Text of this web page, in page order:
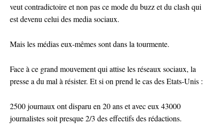
veut contradictoire et non pas ce mode du buzz et du clash qui
est devenu celui des media sociaux.
Mais les médias eux-mêmes sont dans la tourmente.
Face à ce grand mouvement qui attise les réseaux sociaux, la
presse a du mal à résister. Et si on prend le cas des Etats-Unis :
2500 journaux ont disparu en 20 ans et avec eux 43000
journalistes soit presque 2/3 des effectifs des rédactions.